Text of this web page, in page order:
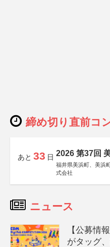
締め切り直前コ
あと 33 日 2026 第37回
福井県美浜町、美浜
式会社
ニュース
【公募情
がタッグ